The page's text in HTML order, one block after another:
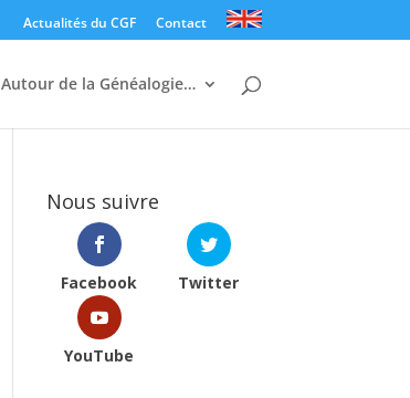
Actualités du CGF Contact
Autour de la Généalogie…
Nous suivre
Facebook Twitter
YouTube